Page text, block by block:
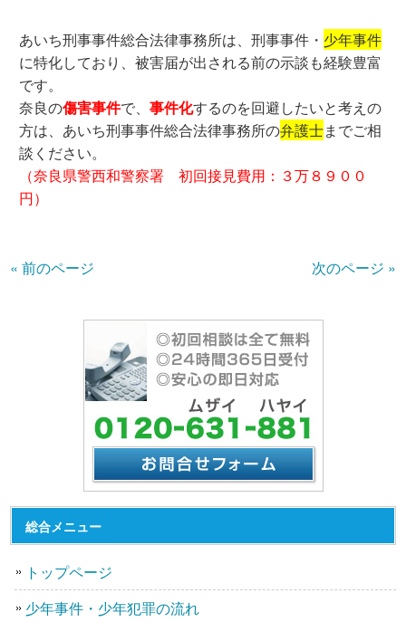
あいち刑事事件総合法律事務所は、刑事事件・ 少年事件
に特化しており、被害届が出される前の示談も経験豊富
です。
奈良の傷害事件で、事件化するのを回避したいと考えの
方は、あいち刑事事件総合法律事務所の弁護士までご相
談ください。
（奈良県警西和警察署 初回接見費用：３万８９００
円）
« 前のページ 次のページ »
総合メニュー
トップページ
少年事件・少年犯罪の流れ